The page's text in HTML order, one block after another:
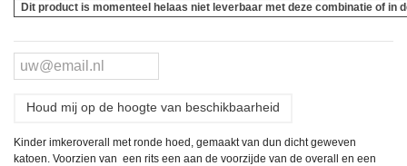
Dit product is momenteel helaas niet leverbaar met deze combinatie of in
Houd mij op de hoogte van beschikbaarheid
Kinder imkeroverall met ronde hoed, gemaakt van dun dicht geweven
katoen. Voorzien van een rits een aan de voorzijde van de overall en een